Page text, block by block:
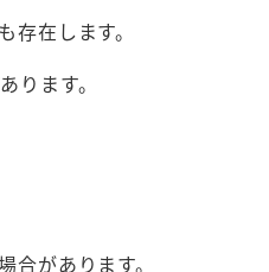
在します。
ります。
があります。